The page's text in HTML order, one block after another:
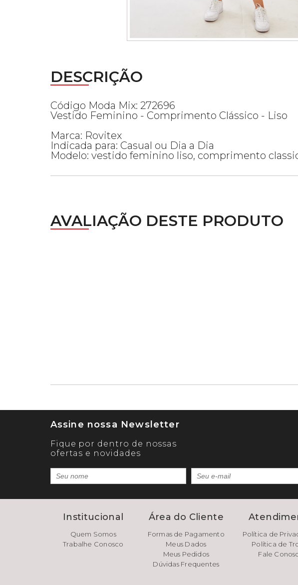
DESCRIÇÃO
Código Moda Mix: 272696
Vestido Feminino - Comprimento Clássico - Liso
Marca: Rovitex
Indicada para: Casual ou Dia a Dia
Modelo: vestido feminino liso, comprimento
AVALIAÇÃO DESTE PRODUTO
Assine nossa Newsletter
Fique por dentro de nossas
ofertas e novidades
Institucional
Quem Somos
Trabalhe Conosco
Área do Cliente
Formas de Pagamento
Meus Dados
Meus Pedidos
Dúvidas Frequentes
Política de
Política de
Fale